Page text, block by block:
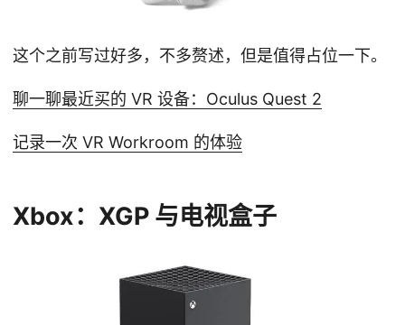
这个之前写过好多，不多赘述，但是值得占位一下。
聊一聊最近买的 VR 设备：Oculus Quest 2
记录一次 VR Workroom 的体验
Xbox：XGP 与电视盒子